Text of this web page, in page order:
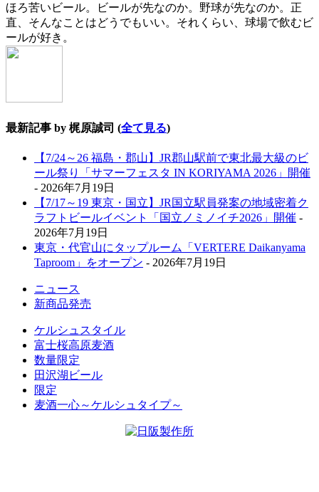
ほろ苦いビール。ビールが先なのか。野球が先なのか。正
直、そんなことはどうでもいい。それくらい、球場で飲むビ
ールが好き。
最新記事 by 梶原誠司 (全て見る)
【7/24～26 福島・郡山】JR郡山駅前で東北最大級のビ
ール祭り「サマーフェスタ IN KORIYAMA 2026」開催
- 2026年7月19日
【7/17～19 東京・国立】JR国立駅員発案の地域密着ク
ラフトビールイベント「国立ノミノイチ2026」開催 -
2026年7月19日
東京・代官山にタップルーム「VERTERE Daikanyama
Taproom」をオープン - 2026年7月19日
ニュース
新商品発売
ケルシュスタイル
富士桜高原麦酒
数量限定
田沢湖ビール
限定
麦酒一心～ケルシュタイプ～